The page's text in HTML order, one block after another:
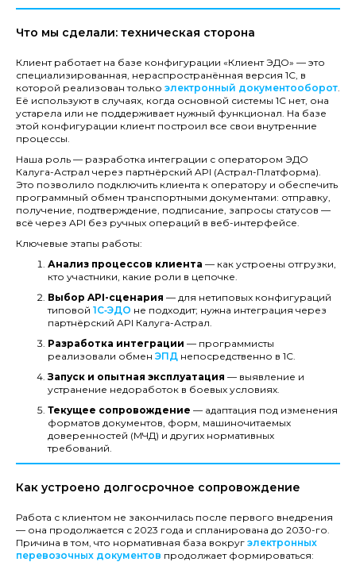
Что мы сделали: техническая сторона
Клиент работает на базе конфигурации «Клиент ЭДО» — это
специализированная, нераспространённая версия 1С, в
которой реализован только электронный документооборот.
Её используют в случаях, когда основной системы 1С нет, она
устарела или не поддерживает нужный функционал. На базе
этой конфигурации клиент построил все свои внутренние
процессы.
Наша роль — разработка интеграции с оператором ЭДО
Калуга-Астрал через партнёрский API (Астрал-Платформа).
Это позволило подключить клиента к оператору и обеспечить
программный обмен транспортными документами: отправку,
получение, подтверждение, подписание, запросы статусов —
всё через API без ручных операций в веб-интерфейсе.
Ключевые этапы работы:
Анализ процессов клиента — как устроены отгрузки,
кто участники, какие роли в цепочке.
Выбор API-сценария — для нетиповых конфигураций
типовой 1С‑ЭДО не подходит; нужна интеграция через
партнёрский API Калуга-Астрал.
Разработка интеграции — программисты
реализовали обмен ЭПД непосредственно в 1С.
Запуск и опытная эксплуатация — выявление и
устранение недоработок в боевых условиях.
Текущее сопровождение — адаптация под изменения
форматов документов, форм, машиночитаемых
доверенностей (МЧД) и других нормативных
требований.
Как устроено долгосрочное сопровождение
Работа с клиентом не закончилась после первого внедрения
— она продолжается с 2023 года и спланирована до 2030-го.
Причина в том, что нормативная база вокруг электронных
перевозочных документов продолжает формироваться: